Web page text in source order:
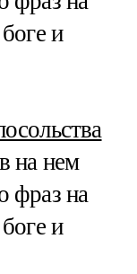
и
на нем
фраз на
и